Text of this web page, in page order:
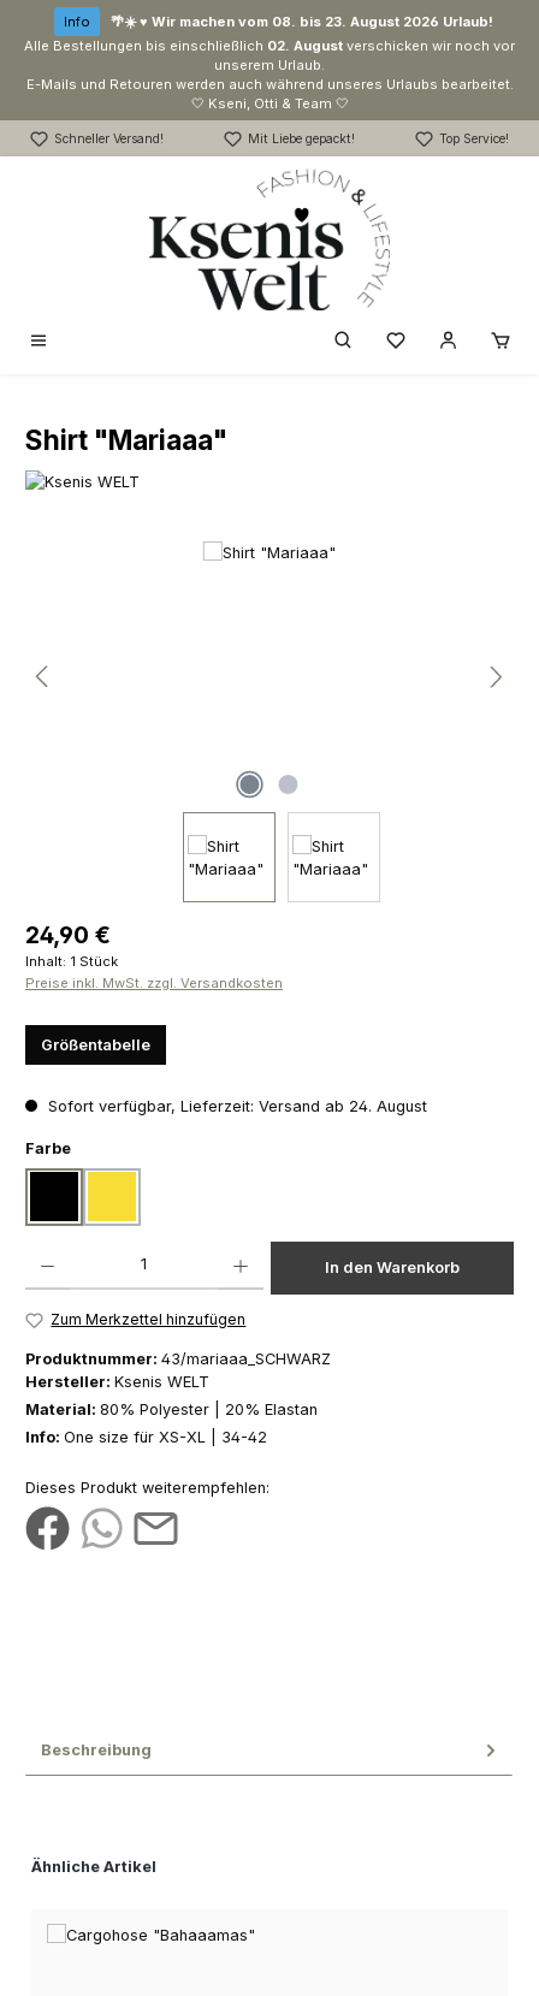
Zum Hauptinhalt springen
Info
🌴☀️ ♥ Wir machen vom 08. bis 23. August 2026 Urlaub!
Alle Bestellungen bis einschließlich 02. August verschicken wir noch vor
unserem Urlaub.
E-Mails und Retouren werden auch während unseres Urlaubs bearbeitet.
🤍 Kseni, Otti & Team 🤍
Schneller Versand! Mit Liebe gepackt! Top Service!
Du hast 0
Shirt "Mariaaa"
Regulärer Preis:
24,90 €
Inhalt: 1 Stück
Preise inkl. MwSt. zzgl. Versandkosten
Größentabelle
Sofort verfügbar, Lieferzeit: Versand ab 24. August
Farbeauswählen
In den Warenkorb
Zum Merkzettel hinzufügen
Produktnummer: 43/mariaaa_SCHWARZ
Hersteller: Ksenis WELT
Material: 80% Polyester | 20% Elastan
Info: One size für XS-XL | 34-42
Dieses Produkt weiterempfehlen:
Beschreibung
Produktgalerie überspringen
Ähnliche Artikel